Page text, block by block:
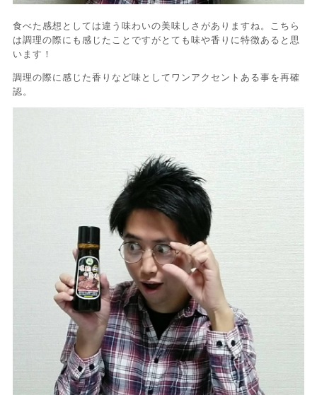
食べた感想としては違う味わいの美味しさがありますね。こちら
は調理の際にも感じたことですがとても味や香りに特徴あると思
います！
調理の際に感じた香りなど味としてワンアクセントある事を再確
認。